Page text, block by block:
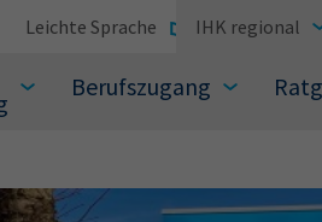
Berufszugang
Leichte Sprache IHK regional